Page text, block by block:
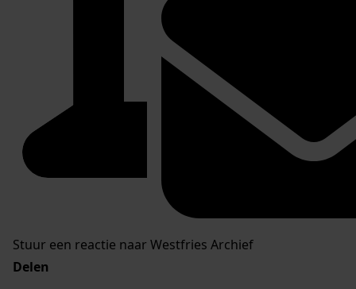
Stuur een reactie naar Westfries Archief
Delen